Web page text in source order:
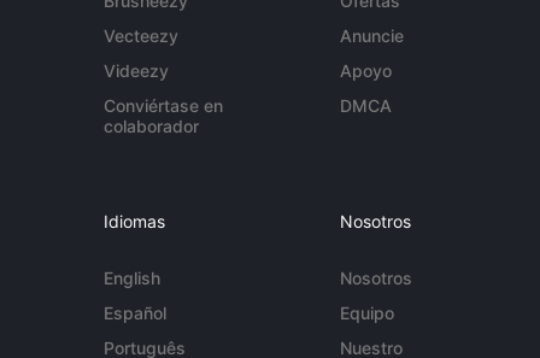
Vecteezy
Videezy
Conviértase en
colaborador
Anuncie
Apoyo
DMCA
Idiomas
English
Español
Português
Nosotros
Nosotros
Equipo
Nuestro